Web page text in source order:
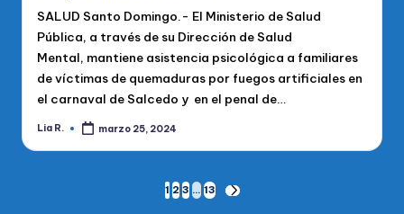
SALUD Santo Domingo.- El Ministerio de Salud
Pública, a través de su Dirección de Salud
Mental, mantiene asistencia psicológica a familiares
de víctimas de quemaduras por fuegos artificiales en
el carnaval de Salcedo y en el penal de…
Publicado
Lia R. marzo 25, 2024
Paginación
1 2 3 … 13
SIGUIENTE